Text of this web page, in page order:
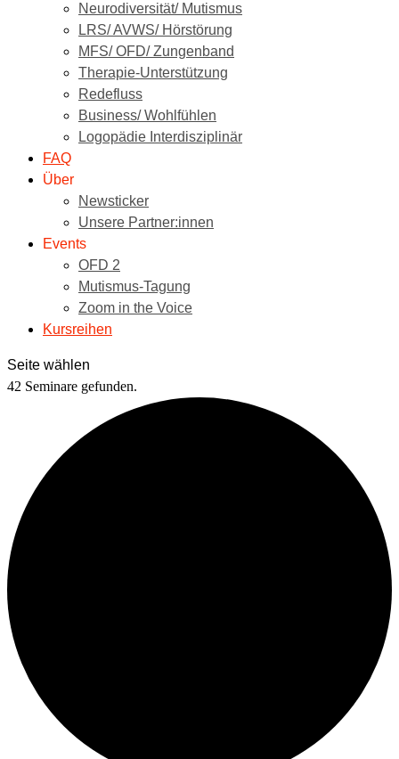
Neurodiversität/ Mutismus
LRS/ AVWS/ Hörstörung
MFS/ OFD/ Zungenband
Therapie-Unterstützung
Redefluss
Business/ Wohlfühlen
Logopädie Interdisziplinär
FAQ
Über
Newsticker
Unsere Partner:innen
Events
OFD 2
Mutismus-Tagung
Zoom in the Voice
Kursreihen
Seite wählen
42 Seminare gefunden.